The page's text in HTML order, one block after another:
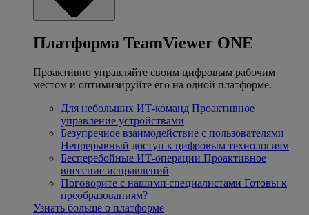
Платформа TeamViewer ONE
Проактивно управляйте своим цифровым рабочим
местом и оптимизируйте его на одной платформе.
Для небольших ИТ-команд Проактивное
управление устройствами
Безупречное взаимодействие с пользователями
Непрерывный доступ к цифровым технологиям
Бесперебойные ИТ-операции Проактивное
внесение исправлений
Поговорите с нашими специалистами Готовы к
преобразованиям?
Узнать больше о платформе